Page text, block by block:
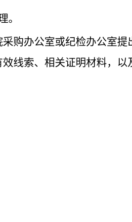
。
购办公室或纪检办公室提
线索、相关证明材料，以